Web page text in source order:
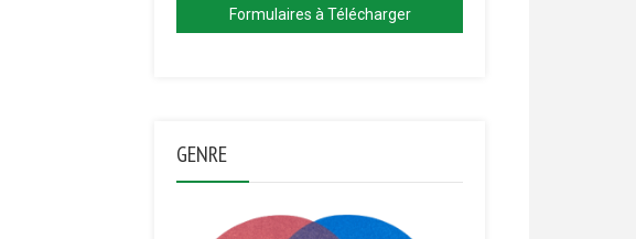
Formulaires à Télécharger
GENRE